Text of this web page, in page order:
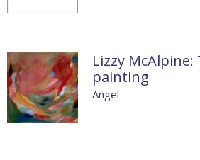
Lizzy
painting
Angel